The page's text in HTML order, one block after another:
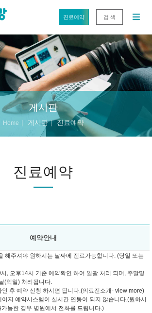
진료예약 검 색
게시판
Home 게시판 진료예약
진료예약
예약안내
해주셔야 원하시는 날짜에 진료가능합니다. (당일 또는
, 오후14시 기준 예약확인 하여 일괄 처리 되며, 주말및
(익일) 처리됩니다.
후 예약 신청 하시면 됩니다.(의료진소개- view more)
지 예약시스템이 실시간 연동이 되지 않습니다.(원하시
능한 경우 병원에서 전화를 드립니다.)